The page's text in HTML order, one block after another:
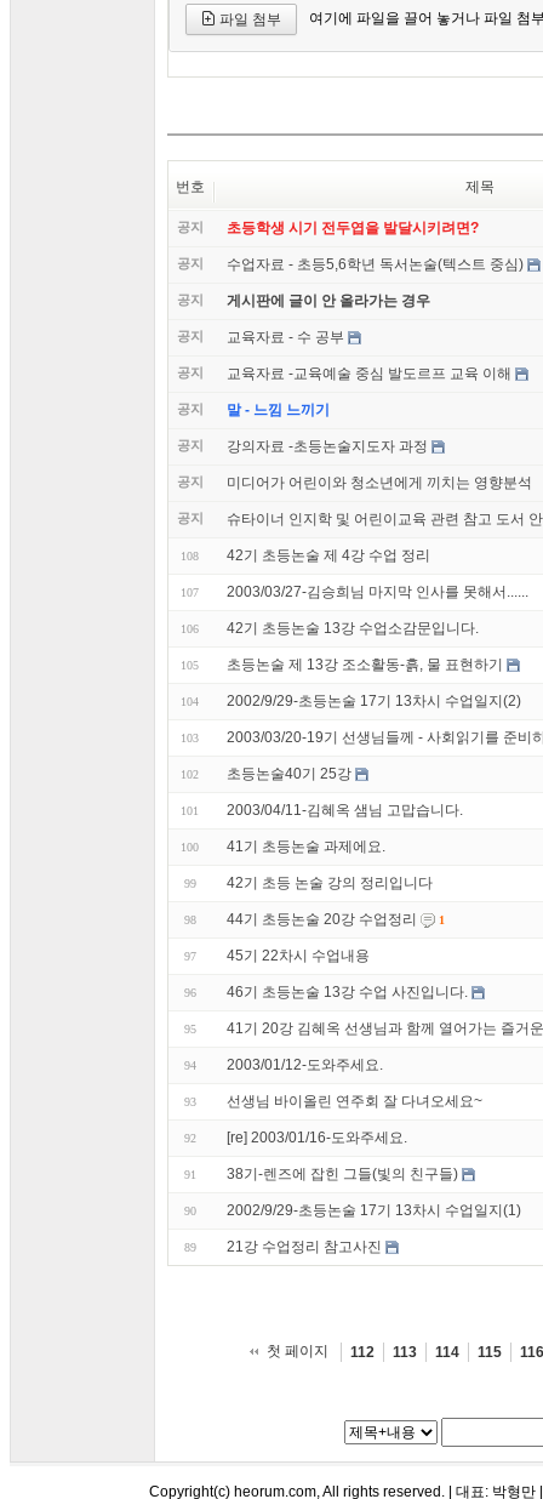
파일 첨부 여기에 파일을 끌어 놓거나 파일 첨
번호 제목
공지 초등학생 시기 전두엽을 발달시키려면?
공지 수업자료 - 초등5,6학년 독서논술(텍스트 중심)
공지 게시판에 글이 안 올라가는 경우
공지 교육자료 - 수 공부
공지 교육자료 -교육예술 중심 발도르프 교육 이해
공지 말 - 느낌 느끼기
공지 강의자료 -초등논술지도자 과정
공지 미디어가 어린이와 청소년에게 끼치는 영향분석
공지 슈타이너 인지학 및 어린이교육 관련 참고 도서
108 42기 초등논술 제 4강 수업 정리
107 2003/03/27-김승희님 마지막 인사를 못해서......
106 42기 초등논술 13강 수업소감문입니다.
105 초등논술 제 13강 조소활동-흙, 물 표현하기
104 2002/9/29-초등논술 17기 13차시 수업일지(2)
103 2003/03/20-19기 선생님들께 - 사회읽기를 준비
102 초등논술40기 25강
101 2003/04/11-김혜옥 샘님 고맙습니다.
100 41기 초등논술 과제에요.
99 42기 초등 논술 강의 정리입니다
98 44기 초등논술 20강 수업정리 1
97 45기 22차시 수업내용
96 46기 초등논술 13강 수업 사진입니다.
95 41기 20강 김혜옥 선생님과 함께 열어가는 즐거
94 2003/01/12-도와주세요.
93 선생님 바이올린 연주회 잘 다녀오세요~
92 [re] 2003/01/16-도와주세요.
91 38기-렌즈에 잡힌 그들(빛의 친구들)
90 2002/9/29-초등논술 17기 13차시 수업일지(1)
89 21강 수업정리 참고사진
첫 페이지 112 113 114 115
Copyright(c) heorum.com, All rights reserved. | 대표: 박형